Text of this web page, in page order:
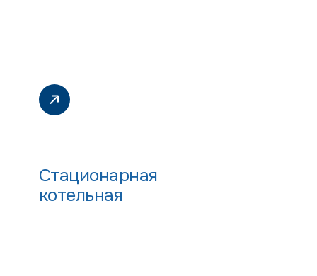
Стационарная
котельная